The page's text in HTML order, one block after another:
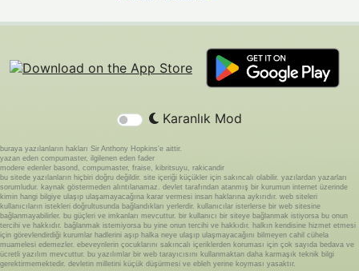
Karanlık Mod
buraya yazılanların hakları Sir Anthony Hopkins'e aittir.
yazan eden compumaster, ilgilenen eden fader
modere edenler basond, compumaster, fraise, kibritsuyu, rakicandir
bu sitede yazılanların hiçbiri doğru değildir. site içeriği küçükler için sakıncalı olabilir. yazılardan yazarları
sorumludur. kaynak göstermeden alıntılanamaz. devlet tarafından atanmış bir kurumun internet üzerinde
kimin hangi bilgiye ulaşıp ulaşamayacağına karar vermesi insan haklarına aykırıdır. web siteleri
kullanıcıların istekleri doğrultusunda bağlandıkları yerlerdir. kullanıcılar isterlerse bir web sitesine
bağlanmayabilirler. bu güçleri ve imkanları mevcuttur. bir kullanıcı bir siteye bağlanmak istiyorsa bu onun
tercihi ve hakkıdır. bağlanmak istemiyorsa bu yine onun tercihi ve hakkıdır. halkın kendisine hizmet etmesi
için görevlendirdiği kurumlar hadlerini aşıp halka neye ulaşıp ulaşmayacağını bilmeyen cahil cühela
muamelesi edemezler. ebeveynlerin çocuklarını sakıncalı içeriklerden koruması için çok sayıda bedava ve
ücretli yazılım mevcuttur. bu yazılımlar bir web tarayıcısını kullanmaktan daha karmaşık teknik bilgi
gerektirmemektedir. devletin milletini küçük düşürmesi ve ebleh yerine koyması yasaktır.